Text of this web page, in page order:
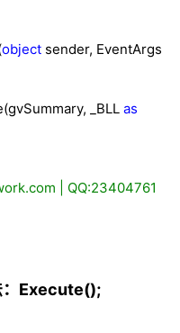
object sender, EventArgs
_BLL as
| QQ:23404761
：Execute();